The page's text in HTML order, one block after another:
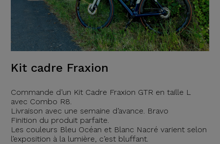
Kit cadre Fraxion
Commande d’un Kit Cadre Fraxion GTR en taille L
avec Combo R8.
Livraison avec une semaine d’avance. Bravo
Finition du produit parfaite.
Les couleurs Bleu Océan et Blanc Nacré varient selon
l’exposition à la lumière, c’est bluffant.